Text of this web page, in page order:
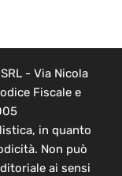
- Via Nicola
Fiscale e
in quanto
Non può
ai sensi